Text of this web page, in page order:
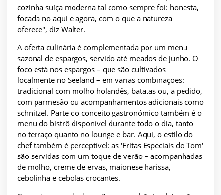
cozinha suíça moderna tal como sempre foi: honesta,
focada no aqui e agora, com o que a natureza
oferece", diz Walter.
A oferta culinária é complementada por um menu
sazonal de espargos, servido até meados de junho. O
foco está nos espargos – que são cultivados
localmente no Seeland – em várias combinações:
tradicional com molho holandês, batatas ou, a pedido,
com parmesão ou acompanhamentos adicionais como
schnitzel. Parte do conceito gastronómico também é o
menu do bistrô disponível durante todo o dia, tanto
no terraço quanto no lounge e bar. Aqui, o estilo do
chef também é perceptível: as 'Fritas Especiais do Tom'
são servidas com um toque de verão – acompanhadas
de molho, creme de ervas, maionese harissa,
cebolinha e cebolas crocantes.